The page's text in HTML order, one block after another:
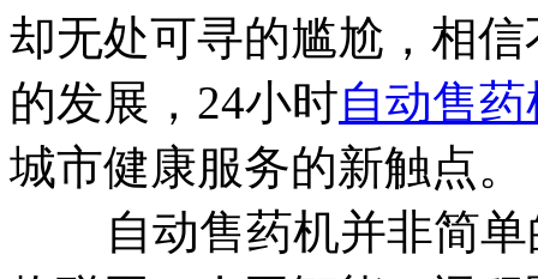
却无处可寻的尴尬，相
的发展，24小时自动售药
城市健康服务的新触点。
自动售药机并非简单